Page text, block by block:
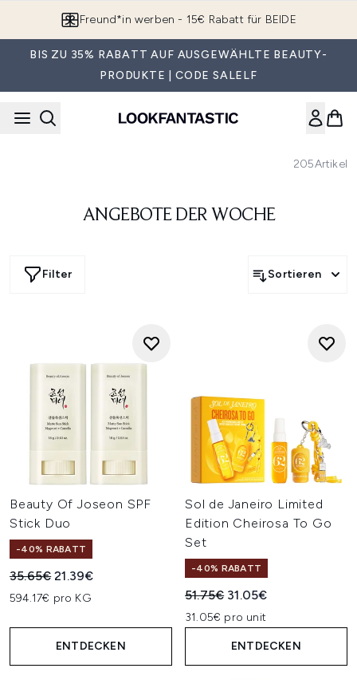
Freund*in werben - 15€ Rabatt für BEIDE
BIS ZU 35% RABATT AUF AUSGEWÄHLTE BEAUTY-
PRODUKTE | CODE SALELF
205Artikel
ANGEBOTE DER WOCHE
Filter Sortieren
Beauty Of Joseon SPF
Stick Duo
-40% RABATT
Unverbindliche Preisempfehlung:
35.65€Aktueller Preis:
21.39€
594.17€ pro KG
ENTDECKEN
Sol de Janeiro Limited
Edition Cheirosa To Go
Set
-40% RABATT
Unverbindliche
51.75€ Aktueller Preis:
31.05€
31.05€ pro unit
ENTDECKEN